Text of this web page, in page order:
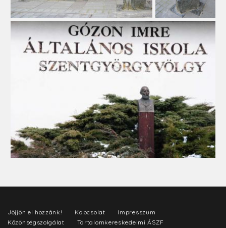
Jöjjön el hozzánk! Kapcsolat
Impresszum
Közönségszolgálat
Tartalomkereskedelmi ÁSZF